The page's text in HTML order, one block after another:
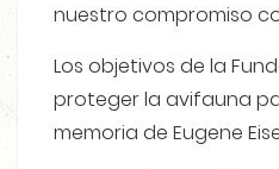
nuestro compromiso
Los objetivos de la
proteger la avifauna
memoria de Eugene